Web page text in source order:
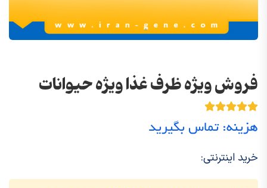
فروش ویژه ظرف غذا ویژه حیوانات
هزینه: تماس بگیرید
خرید اینترنتی: